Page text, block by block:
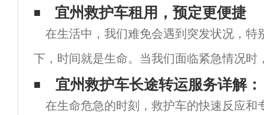
情况下，救护车的重要性不言而喻。然而，
车的数量远远不能满足市民的需求，因此广
宜州救护车租用，预定更便捷
在生活中，我们难免会遇到突发状况，特
下，时间就是生命。当我们面临紧急情况时
救护车的支持成为了一个重要问题。而在宜
市，救护车租用服务的兴起为我们提供了一
​ 宜州救护车长途转运服务详解：
在生命危急的时刻，救护车的快速反应和